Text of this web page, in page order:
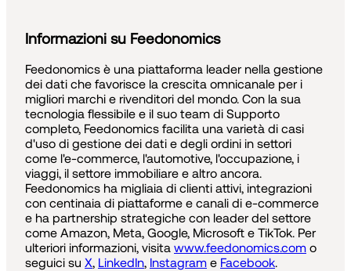
Informazioni su Feedonomics
Feedonomics è una piattaforma leader nella gestione
dei dati che favorisce la crescita omnicanale per i
migliori marchi e rivenditori del mondo. Con la sua
tecnologia flessibile e il suo team di Supporto
completo, Feedonomics facilita una varietà di casi
d'uso di gestione dei dati e degli ordini in settori
come l'e-commerce, l'automotive, l'occupazione, i
viaggi, il settore immobiliare e altro ancora.
Feedonomics ha migliaia di clienti attivi, integrazioni
con centinaia di piattaforme e canali di e-commerce
e ha partnership strategiche con leader del settore
come Amazon, Meta, Google, Microsoft e TikTok. Per
ulteriori informazioni, visita www.feedonomics.com o
seguici su X, LinkedIn, Instagram e Facebook.